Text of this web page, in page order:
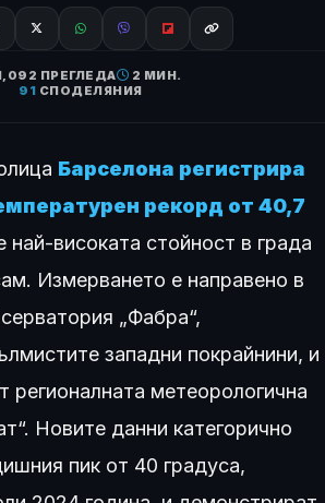
ПРЕГЛЕДА
2 МИН.
91 СПОДЕЛЯНИЯ
Барселона регистрира
рекорд от 40,7
най-високата стойност в града
Измерването е направено в
„Фабра“,
западни покрайнини, и
регионалната метеорологична
Новите данни категорично
пик от 40 градуса,